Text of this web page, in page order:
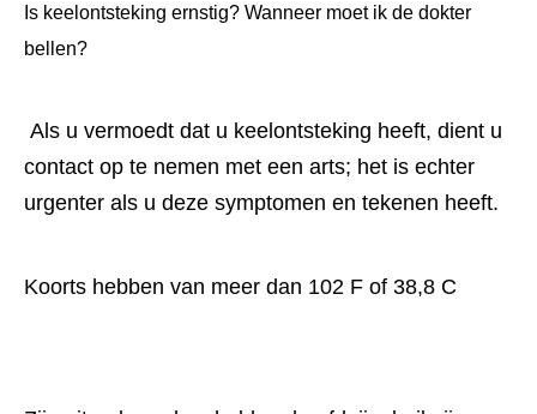
Is keelontsteking ernstig? Wanneer moet ik de dokter
bellen?
contact op te nemen met een arts; het is echter
urgenter als u deze symptomen en tekenen heeft.
Koorts hebben van meer dan 102 F of 38,8 C